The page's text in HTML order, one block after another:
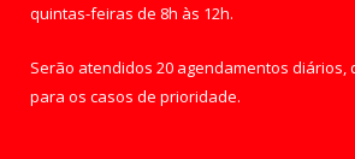
quintas-feiras de 8h às 12h.
Serão atendidos 20 agendamentos diários,
para os casos de prioridade.